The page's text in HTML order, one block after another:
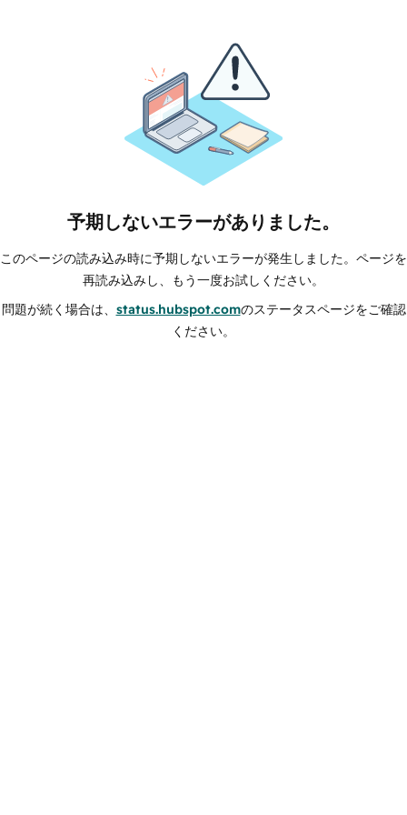
予期しないエラーがありました。
このページの読み込み時に予期しないエラーが発生しました。ページを
再読み込みし、もう一度お試しください。
問題が続く場合は、 status.hubspot.comのステータスページをご確認
ください。